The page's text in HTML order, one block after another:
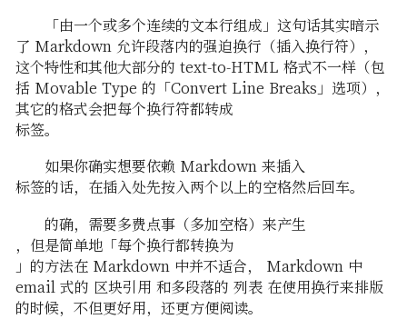
「由一个或多个连续的文本行组成」这句话其实暗示
了 Markdown 允许段落内的强迫换行（插入换行符），
这个特性和其他大部分的 text-to-HTML 格式不一样（包
括 Movable Type 的「Convert Line Breaks」选项），
其它的格式会把每个换行符都转成
标签。
如果你确实想要依赖 Markdown 来插入
标签的话，在插入处先按入两个以上的空格然后回车。
的确，需要多费点事（多加空格）来产生
，但是简单地「每个换行都转换为
」的方法在 Markdown 中并不适合， Markdown 中
email 式的 区块引用 和多段落的 列表 在使用换行来排版
的时候，不但更好用，还更方便阅读。